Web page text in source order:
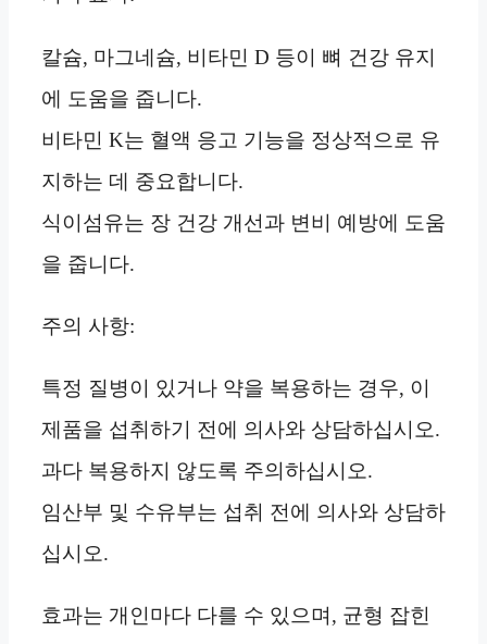
칼슘, 마그네슘, 비타민 D 등이 뼈 건강 유지
에 도움을 줍니다.
비타민 K는 혈액 응고 기능을 정상적으로 유
지하는 데 중요합니다.
식이섬유는 장 건강 개선과 변비 예방에 도움
을 줍니다.
주의 사항:
특정 질병이 있거나 약을 복용하는 경우, 이
제품을 섭취하기 전에 의사와 상담하십시오.
과다 복용하지 않도록 주의하십시오.
임산부 및 수유부는 섭취 전에 의사와 상담하
십시오.
효과는 개인마다 다를 수 있으며, 균형 잡힌